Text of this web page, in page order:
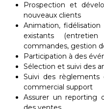
Prospection et
nouveaux clients
Animation,
existants
commandes, gestion
Participation à des
Sélection et suivi des
Suivi des
commercial support
Assurer un reporting